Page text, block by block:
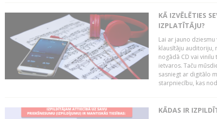
KĀ IZVĒLĒTIES
IZPLATĪTĀJU?
Lai ar jauno
klausītāju auditoriju,
nogādā CD vai
ietvaros. Taču
sasniegt ar digitālo
starpniecību, kas
KĀDAS IR